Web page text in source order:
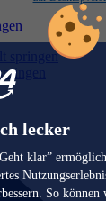
lecker
klar”
So können
springen